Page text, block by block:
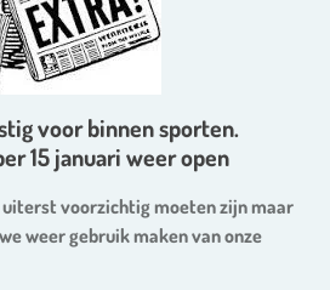
voor binnen sporten.
15 januari weer open
voorzichtig moeten zijn maar
weer gebruik maken van onze